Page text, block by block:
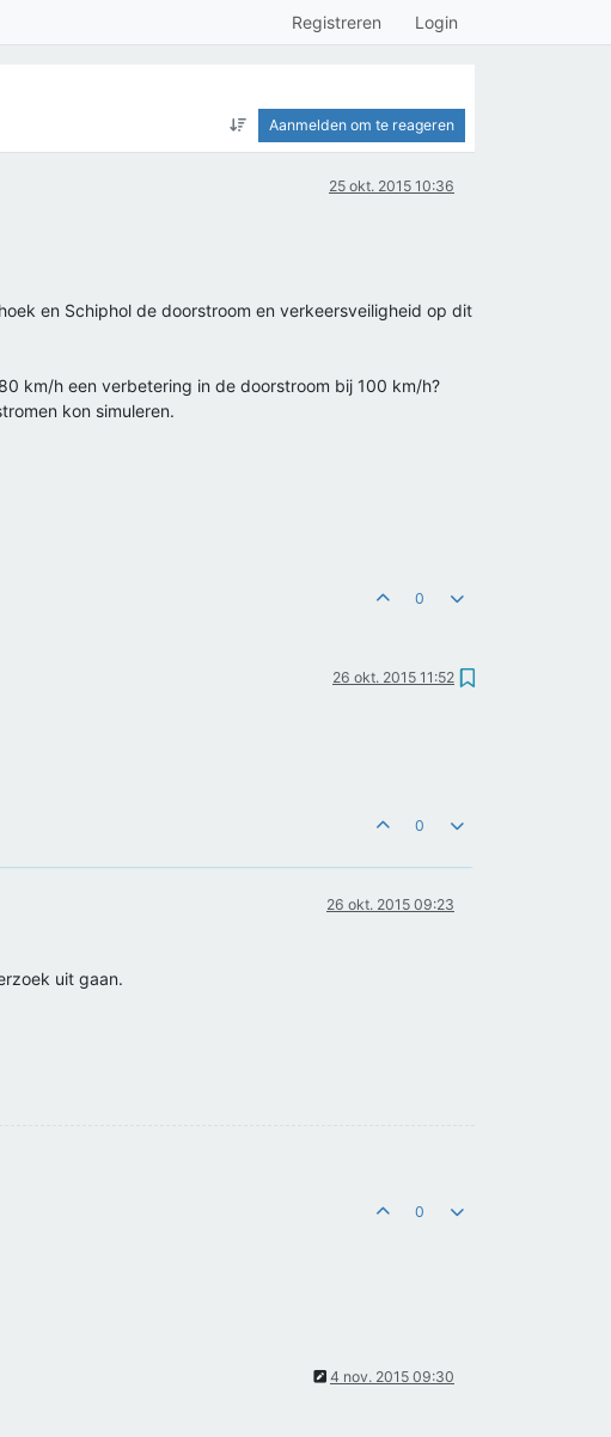
Registreren Login
Aanmelden om te reageren
25 okt. 2015 10:36
en Schiphol de doorstroom en verkeersveiligheid op dit
km/h een verbetering in de doorstroom bij 100 km/h?
kon simuleren.
0
26 okt. 2015 11:52
0
26 okt. 2015 09:23
uit gaan.
0
4 nov. 2015 09:30